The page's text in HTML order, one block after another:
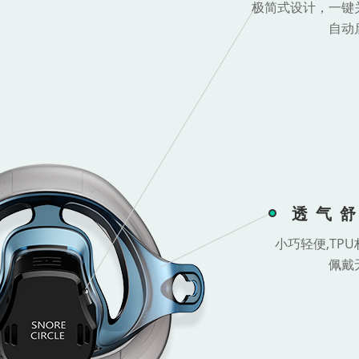
极简式设计，一键
自动
透气
小巧轻便,TPU
佩戴